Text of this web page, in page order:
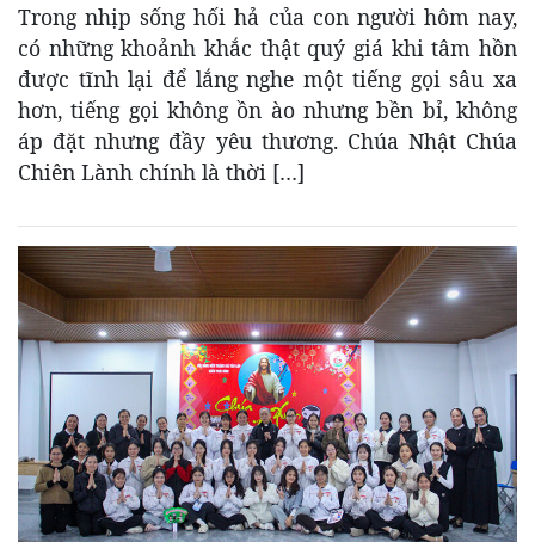
Trong nhịp sống hối hả của con người hôm nay,
có những khoảnh khắc thật quý giá khi tâm hồn
được tĩnh lại để lắng nghe một tiếng gọi sâu xa
hơn, tiếng gọi không ồn ào nhưng bền bỉ, không
áp đặt nhưng đầy yêu thương. Chúa Nhật Chúa
Chiên Lành chính là thời […]